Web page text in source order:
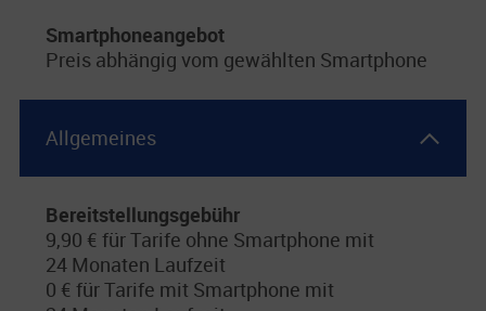
Smartphoneangebot
Preis abhängig vom gewählten Smartphone
Allgemeines
Bereitstellungsgebühr
9,90 € für Tarife ohne Smartphone mit
24 Monaten Laufzeit
0 € für Tarife mit Smartphone mit